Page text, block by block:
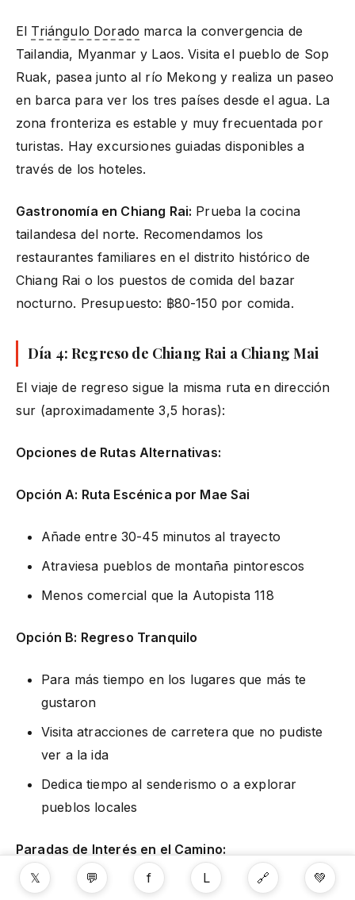
El Triángulo Dorado marca la convergencia de
Tailandia, Myanmar y Laos. Visita el pueblo de Sop
Ruak, pasea junto al río Mekong y realiza un paseo
en barca para ver los tres países desde el agua. La
zona fronteriza es estable y muy frecuentada por
turistas. Hay excursiones guiadas disponibles a
través de los hoteles.
Gastronomía en Chiang Rai: Prueba la cocina
tailandesa del norte. Recomendamos los
restaurantes familiares en el distrito histórico de
Chiang Rai o los puestos de comida del bazar
nocturno. Presupuesto: ฿80-150 por comida.
Día 4: Regreso de Chiang Rai a Chiang Mai
El viaje de regreso sigue la misma ruta en dirección
sur (aproximadamente 3,5 horas):
Opciones de Rutas Alternativas:
Opción A: Ruta Escénica por Mae Sai
Añade entre 30-45 minutos al trayecto
Atraviesa pueblos de montaña pintorescos
Menos comercial que la Autopista 118
Opción B: Regreso Tranquilo
Para más tiempo en los lugares que más te
gustaron
Visita atracciones de carretera que no pudiste
ver a la ida
Dedica tiempo al senderismo o a explorar
pueblos locales
Paradas de Interés en el Camino:
Aguas Termales de Mae Kachan: Manantiales
𝕏 💬 f L 🔗 💚